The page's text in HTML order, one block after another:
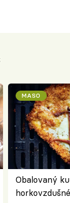
MASO
Obalovaný